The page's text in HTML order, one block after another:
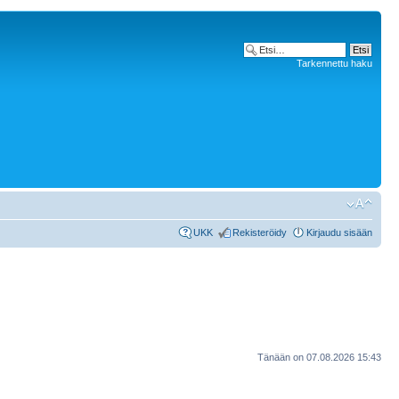
Tarkennettu haku
UKK Rekisteröidy Kirjaudu sisään
Tänään on 07.08.2026 15:43